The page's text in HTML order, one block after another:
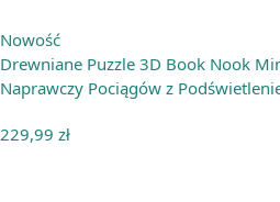
Nowość
Drewniane Puzzle 3D Book Nook
Naprawczy Pociągów z
229,99 zł